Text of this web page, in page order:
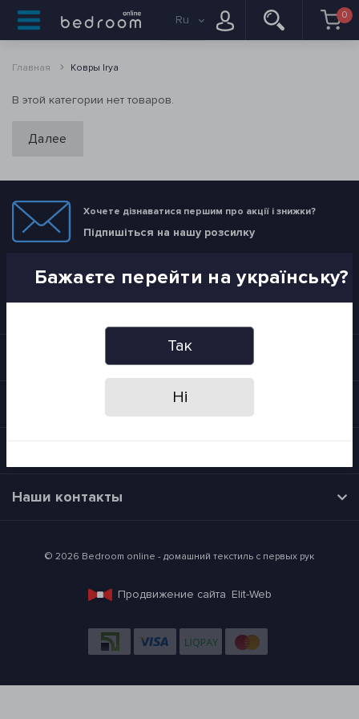
Ru 0
Главная Ковры Irya
В этой категории нет товаров.
Далее
Хочете дізнаватися першим про акції і знижки?
Підпишіться на нашу розсилку
ПІДПИСАТИСЯ
Наши контакты
© 2026 Bedroom online - домашний текстиль с первых рук
Продвижение сайта Elit-Web
Бажаєте перейти на українську?
Так
Ні